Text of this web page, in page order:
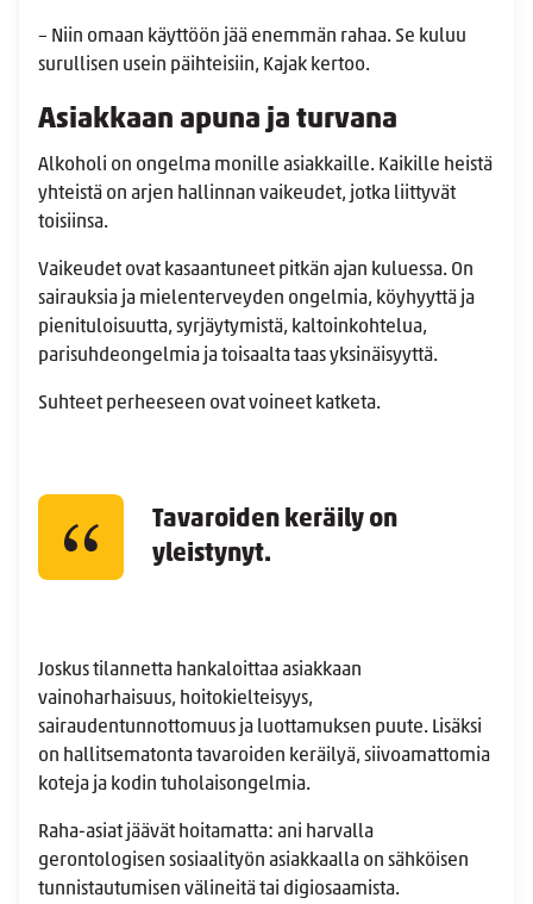
– Niin omaan käyttöön jää enemmän rahaa. Se kuluu
surullisen usein päihteisiin, Kajak kertoo.
Asiakkaan apuna ja turvana
Alkoholi on ongelma monille asiakkaille. Kaikille heistä
yhteistä on arjen hallinnan vaikeudet, jotka liittyvät
toisiinsa.
Vaikeudet ovat kasaantuneet pitkän ajan kuluessa. On
sairauksia ja mielenterveyden ongelmia, köyhyyttä ja
pienituloisuutta, syrjäytymistä, kaltoinkohtelua,
parisuhdeongelmia ja toisaalta taas yksinäisyyttä.
Suhteet perheeseen ovat voineet katketa.
Tavaroiden keräily on
yleistynyt.
Joskus tilannetta hankaloittaa asiakkaan
vainoharhaisuus, hoitokielteisyys,
sairaudentunnottomuus ja luottamuksen puute. Lisäksi
on hallitsematonta tavaroiden keräilyä, siivoamattomia
koteja ja kodin tuholaisongelmia.
Raha-asiat jäävät hoitamatta: ani harvalla
gerontologisen sosiaalityön asiakkaalla on sähköisen
tunnistautumisen välineitä tai digiosaamista.